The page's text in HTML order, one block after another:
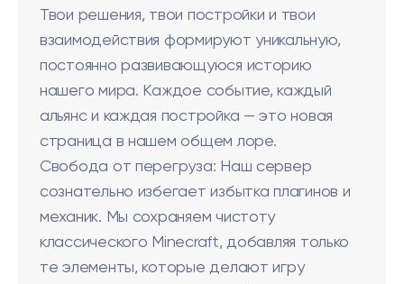
Твои решения, твои постройки и твои
взаимодействия формируют уникальную,
постоянно развивающуюся историю
нашего мира. Каждое событие, каждый
альянс и каждая постройка — это новая
страница в нашем общем лоре.
Свобода от перегруза: Наш сервер
сознательно избегает избытка плагинов и
механик. Мы сохраняем чистоту
классического Minecraft, добавляя только
те элементы, которые делают игру